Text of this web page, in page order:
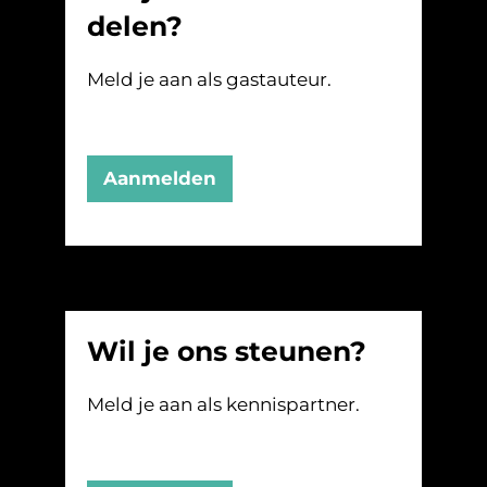
delen?
Meld je aan als gastauteur.
Aanmelden
Wil je ons steunen?
Meld je aan als kennispartner.